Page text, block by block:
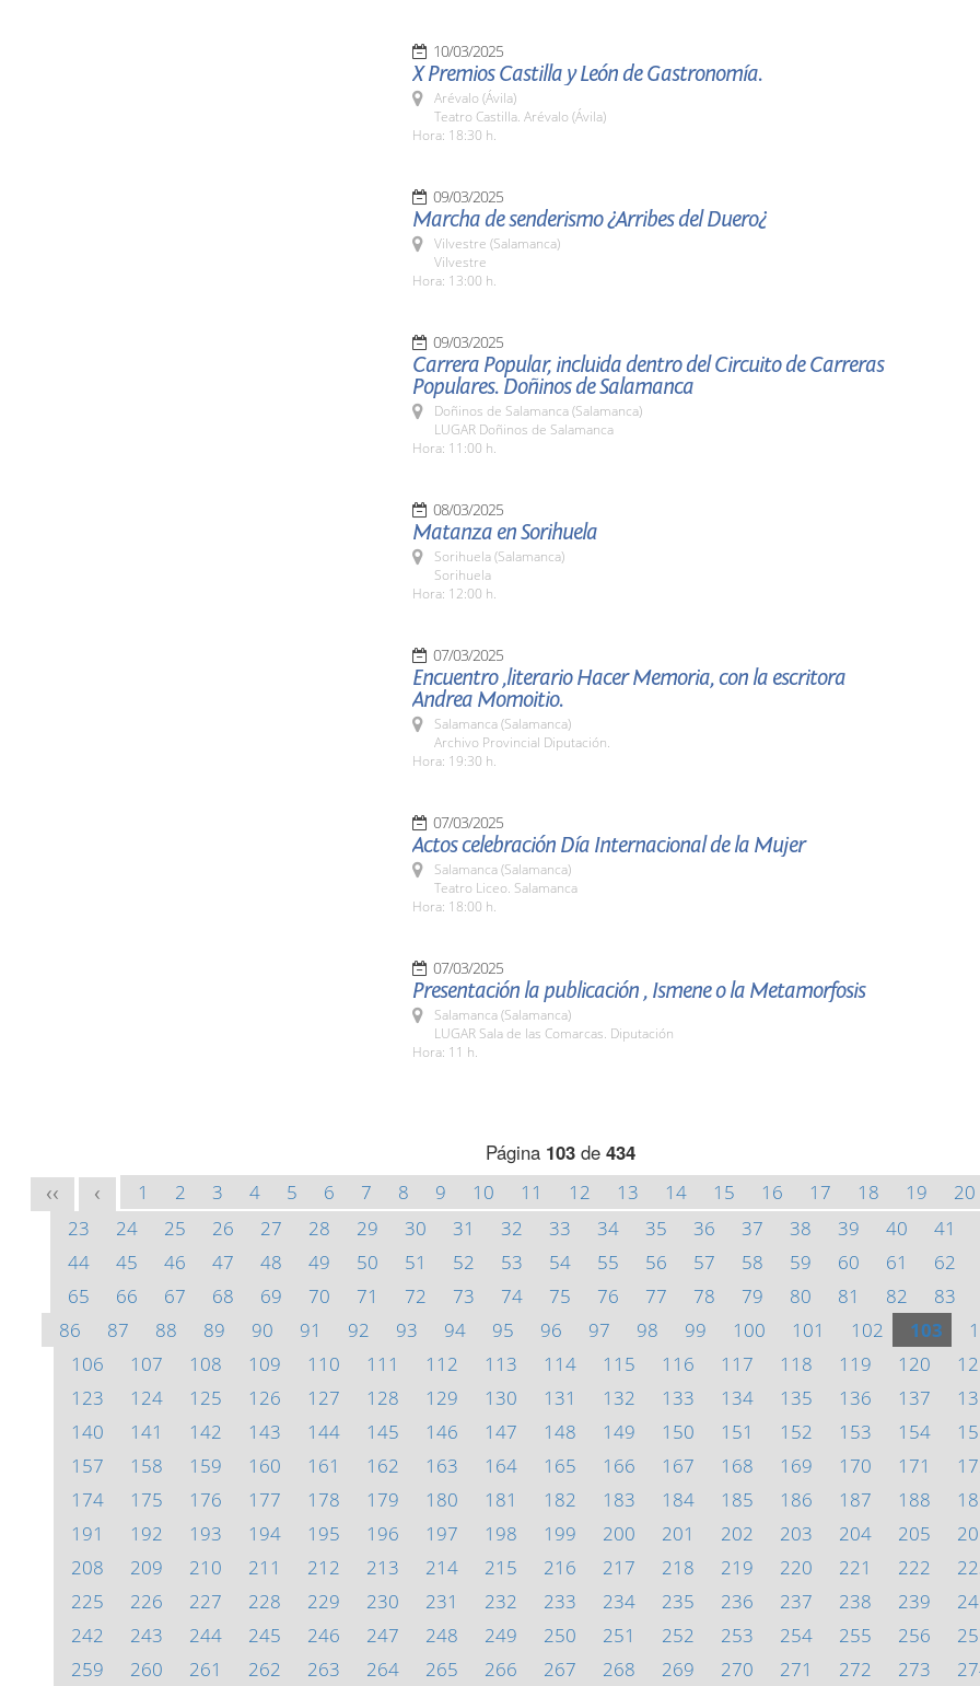
10/03/2025
X Premios Castilla y León de Gastronomía.
Arévalo (Ávila)
Teatro Castilla. Arévalo (Ávila)
Hora: 18:30 h.
09/03/2025
Marcha de senderismo ¿Arribes del Duero¿
Vilvestre (Salamanca)
Vilvestre
Hora: 13:00 h.
09/03/2025
Carrera Popular, incluida dentro del Circuito de Carreras
Populares. Doñinos de Salamanca
Doñinos de Salamanca (Salamanca)
LUGAR Doñinos de Salamanca
Hora: 11:00 h.
08/03/2025
Matanza en Sorihuela
Sorihuela (Salamanca)
Sorihuela
Hora: 12:00 h.
07/03/2025
Encuentro ,literario Hacer Memoria, con la escritora
Andrea Momoitio.
Salamanca (Salamanca)
Archivo Provincial Diputación.
Hora: 19:30 h.
07/03/2025
Actos celebración Día Internacional de la Mujer
Salamanca (Salamanca)
Teatro Liceo. Salamanca
Hora: 18:00 h.
07/03/2025
Presentación la publicación , Ismene o la Metamorfosis
Salamanca (Salamanca)
LUGAR Sala de las Comarcas. Diputación
Hora: 11 h.
Página 103de 434
<< < 1 2 3 4 5 6 7 8 9 10 11 12 13 14 15 16 17 18 19
20
23
24 25 26 27 28 29 30 31 32 33 34 35 36 37 38 39 40
41
44
45 46 47 48 49 50 51 52 53 54 55 56 57 58 59 60 61
62
65
66 67 68 69 70 71 72 73 74 75 76 77 78 79 80 81 82
83
86
87 88 89 90 91 92 93 94 95 96 97 98 99 100 101 102 103
106
107 108 109 110 111 112 113 114 115 116 117 118 119 120
123
124 125 126 127 128 129 130 131 132 133 134 135 136 137
140
141 142 143 144 145 146 147 148 149 150 151 152 153 154
157
158 159 160 161 162 163 164 165 166 167 168 169 170 171
174
175 176 177 178 179 180 181 182 183 184 185 186 187 188
191
192 193 194 195 196 197 198 199 200 201 202 203 204 205
208
209 210 211 212 213 214 215 216 217 218 219 220 221 222
225
226 227 228 229 230 231 232 233 234 235 236 237 238 239
242
243 244 245 246 247 248 249 250 251 252 253 254 255 256
259
260 261 262 263 264 265 266 267 268 269 270 271 272 273